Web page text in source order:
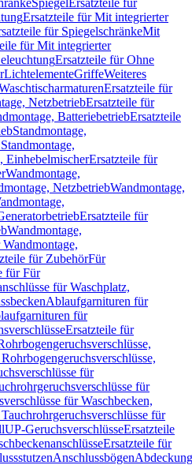
Spiegel Ersatzteile für
Ersatzteile für Mit integrierter
für SpiegelschränkeMit
für Mit integrierter
Ersatzteile für Ohne
LichtelementeGriffeWeiteres
Ersatzteile für
NetzbetriebErsatzteile für
BatteriebetriebErsatzteile
Standmontage,
EinhebelmischerErsatzteile für
Wandmontage,
NetzbetriebWandmontage,
Ersatzteile für
Wandmontage,
für ZubehörFür
für Für
für Waschplatz,
Ablaufgarnituren für
für
Ersatzteile für
für
für
für Waschbecken,
für
UP-GeruchsverschlüsseErsatzteile
Ersatzteile für
Anschlussbögen